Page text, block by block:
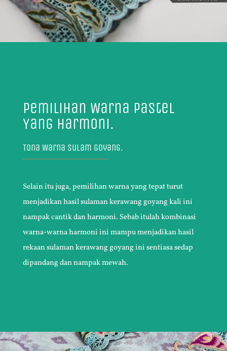
Pemilihan Warna Pastel
Yang Harmoni.
Tona Warna Sulam Goyang.
Selain itu juga, pemilihan warna yang tepat turut
menjadikan hasil sulaman kerawang goyang kali ini
nampak cantik dan harmoni. Sebab itulah kombinasi
warna-warna harmoni ini mampu menjadikan hasil
rekaan sulaman kerawang goyang ini sentiasa sedap
dipandang dan nampak mewah.